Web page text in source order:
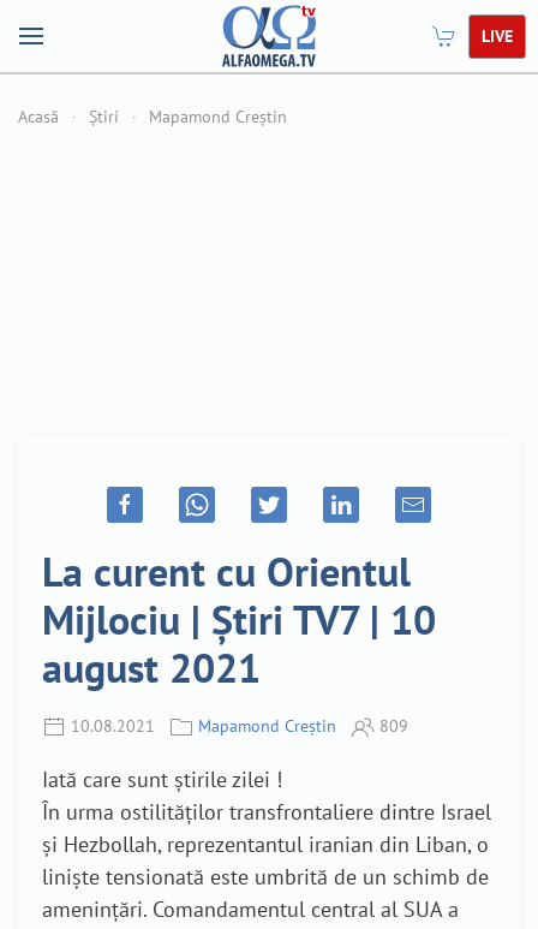
LIVE
Acasă Știri Mapamond Creștin
La curent cu Orientul
Mijlociu | Știri TV7 | 10
august 2021
10.08.2021 Mapamond Creștin 809
Iată care sunt știrile zilei !
În urma ostilităților transfrontaliere dintre Israel
și Hezbollah, reprezentantul iranian din Liban, o
liniște tensionată este umbrită de un schimb de
amenințări. Comandamentul central al SUA a